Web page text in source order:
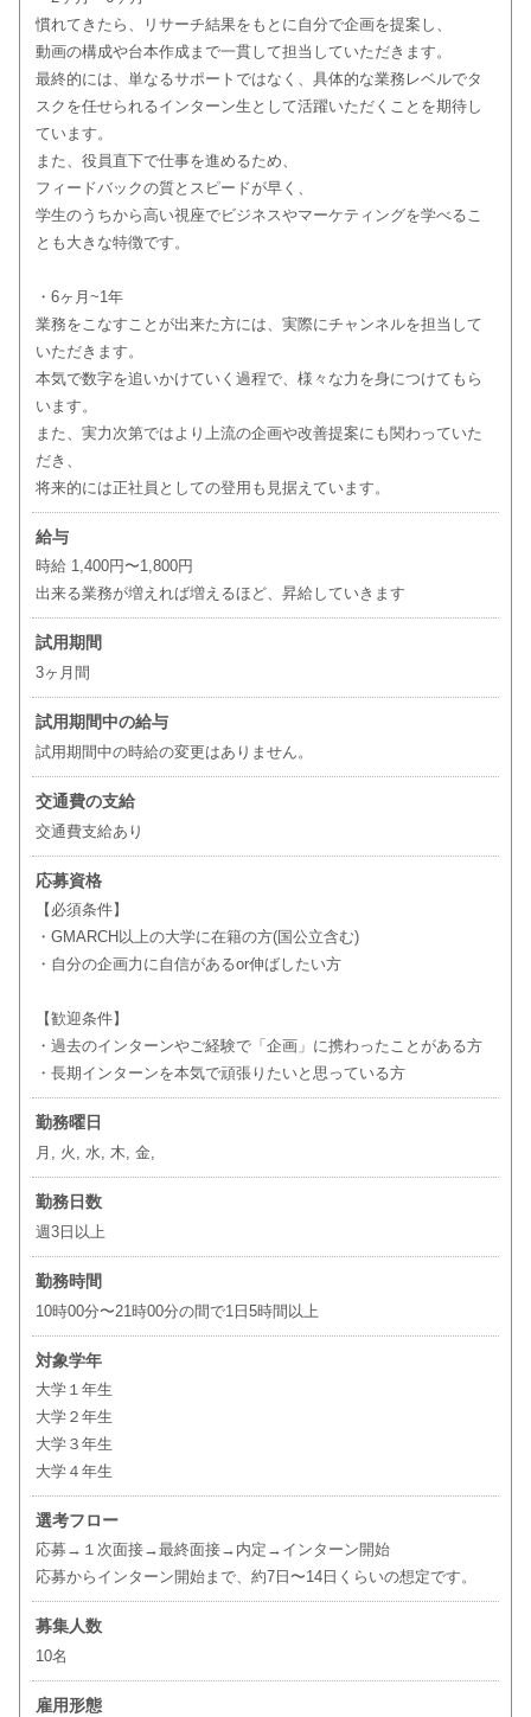
慣れてきたら、リサーチ結果をもとに自分で企画を提案し、
動画の構成や台本作成まで一貫して担当していただきます。
最終的には、単なるサポートではなく、具体的な業務レベルでタ
スクを任せられるインターン生として活躍いただくことを期待し
ています。
また、役員直下で仕事を進めるため、
フィードバックの質とスピードが早く、
学生のうちから高い視座でビジネスやマーケティングを学べるこ
とも大きな特徴です。
・6ヶ月~1年
業務をこなすことが出来た方には、実際にチャンネルを担当して
いただきます。
本気で数字を追いかけていく過程で、様々な力を身につけてもら
います。
また、実力次第ではより上流の企画や改善提案にも関わっていた
だき、
将来的には正社員としての登用も見据えています。
給与
時給 1,400円〜1,800円
出来る業務が増えれば増えるほど、昇給していきます
試用期間
3ヶ月間
試用期間中の給与
試用期間中の時給の変更はありません。
交通費の支給
交通費支給あり
応募資格
【必須条件】
・GMARCH以上の大学に在籍の方(国公立含む)
・自分の企画力に自信があるor伸ばしたい方
【歓迎条件】
・過去のインターンやご経験で「企画」に携わったことがある方
・長期インターンを本気で頑張りたいと思っている方
勤務曜日
月, 火, 水, 木, 金,
勤務日数
週3日以上
勤務時間
10時00分〜21時00分の間で1日5時間以上
対象学年
大学１年生
大学２年生
大学３年生
大学４年生
選考フロー
応募→１次面接→最終面接→内定→インターン開始
応募からインターン開始まで、約7日〜14日くらいの想定です。
募集人数
10名
雇用形態